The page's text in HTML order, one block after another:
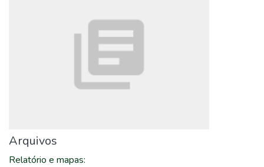
Arquivos
Relatório e mapas: